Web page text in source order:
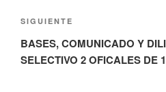
Siguiente
entrada
SIGUIENTE
BASES, COMUNICADO Y
SELECTIVO 2 OFICALES DE